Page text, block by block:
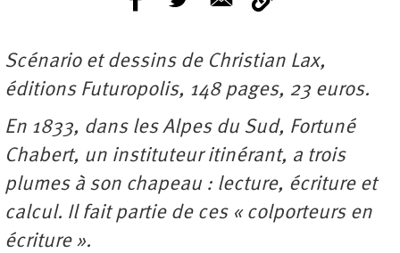
Scénario et dessins de Christian Lax,
éditions Futuropolis, 148 pages, 23 euros.
En 1833, dans les Alpes du Sud, Fortuné
Chabert, un instituteur itinérant, a trois
plumes à son chapeau : lecture, écriture et
calcul. Il fait partie de ces « colporteurs en
écriture ».